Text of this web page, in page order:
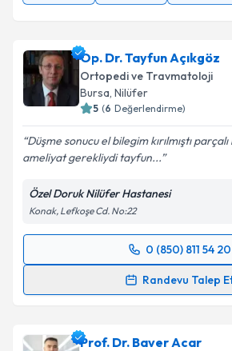
Op. Dr. Tayfun Açıkgöz
Ortopedi ve Travmatoloji
Bursa, Nilüfer
5 (6 Değerlendirme)
Düşme sonucu el bilegim kırılmıştı parçalı
ameliyat gerekliydi tayfun...
Özel Doruk Nilüfer Hastanesi
Konak, Lefkoşe Cd. No:22
0 (850) 811 54 20
Randevu Talep
Randevu Takvimi Talebi
takvim hazırlandığında e-posta ile
Prof. Dr. Baver Acar